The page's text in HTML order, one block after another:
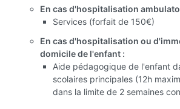
En cas d'hospitalisation
Services (forfait de 150€)
En cas d'hospitalisation ou
domicile de l'enfant :
Aide pédagogique de l'enfant
scolaires principales (12h
dans la limite de 2 semaines